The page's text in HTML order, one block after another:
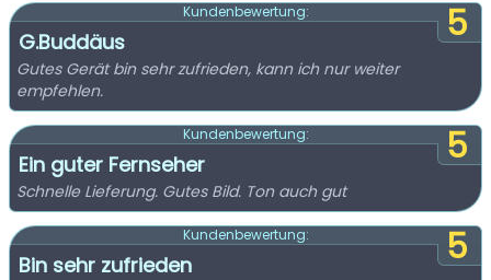
5
Kundenbewertung:
G.Buddäus
Gutes Gerät bin sehr zufrieden, kann ich nur weiter
empfehlen.
5
Kundenbewertung:
Ein guter Fernseher
Schnelle Lieferung. Gutes Bild. Ton auch gut
5
Kundenbewertung:
Bin sehr zufrieden